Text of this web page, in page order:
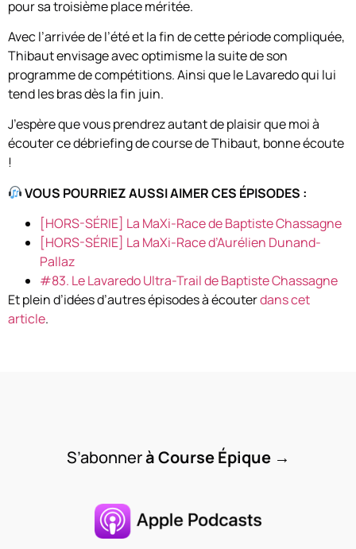
pour sa troisième place méritée.
Avec l’arrivée de l’été et la fin de cette période compliquée,
Thibaut envisage avec optimisme la suite de son
programme de compétitions. Ainsi que le Lavaredo qui lui
tend les bras dès la fin juin.
J’espère que vous prendrez autant de plaisir que moi à
écouter ce débriefing de course de Thibaut, bonne écoute
!
VOUS POURRIEZ AUSSI AIMER CES ÉPISODES :
[HORS-SÉRIE] La MaXi-Race de Baptiste Chassagne
[HORS-SÉRIE] La MaXi-Race d’Aurélien Dunand-
Pallaz
#83. Le Lavaredo Ultra-Trail de Baptiste Chassagne
Et plein d’idées d’autres épisodes à écouterdans cet
article.
S’abonnerà Course Épique →